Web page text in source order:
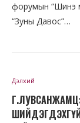
форумын “Шинэ
“Зуны Давос”…
Дэлхий